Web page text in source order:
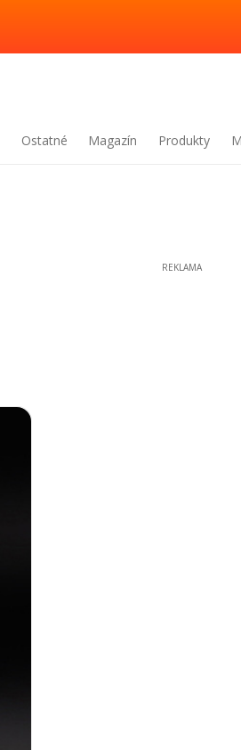
Ostatné Magazín Produkty
REKLAMA